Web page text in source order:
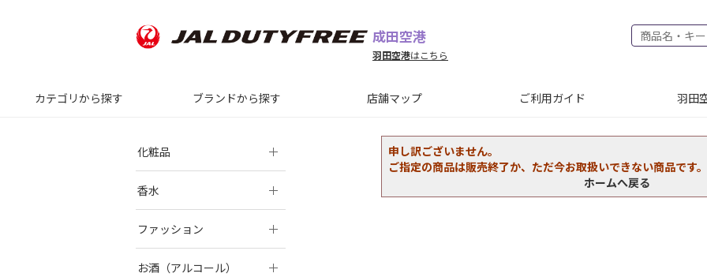
成田空港
羽田空港はこちら
カテゴリから探す ブランドから探す 店舗マップ ご利用ガイド 羽田
申し訳ございません。
ご指定の商品は販売終了か、ただ今お取扱いできない商品です。
ホームへ戻る
化粧品
香水
ファッション
お酒（アルコール）